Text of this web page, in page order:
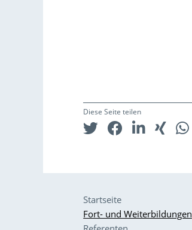
Diese Seite teilen
Startseite
Fort- und Weiterbildungen